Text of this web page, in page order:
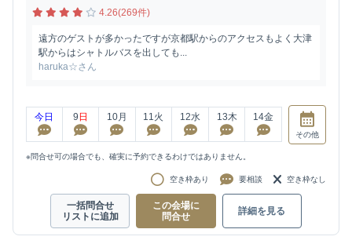
4.26(269件)
遠方のゲストが多かったですが京都駅からのアクセスもよく大津
駅からはシャトルバスを出しても...
haruka☆さん
今日 9 日 10月 11火 12水 13木 14金
その他
※問合せ可の場合でも、確実に予約できるわけではありません。
空き枠あり 要相談 空き枠なし
一括問合せ
リストに追加
この会場に
問合せ
詳細を見る